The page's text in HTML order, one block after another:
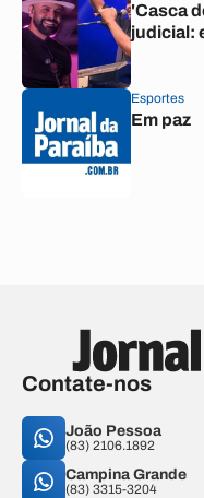
'Casca
judicial:
Esportes
Em paz
Contate-nos
João Pessoa
(83) 2106.1892
Campina Grande
(83) 3315-3204